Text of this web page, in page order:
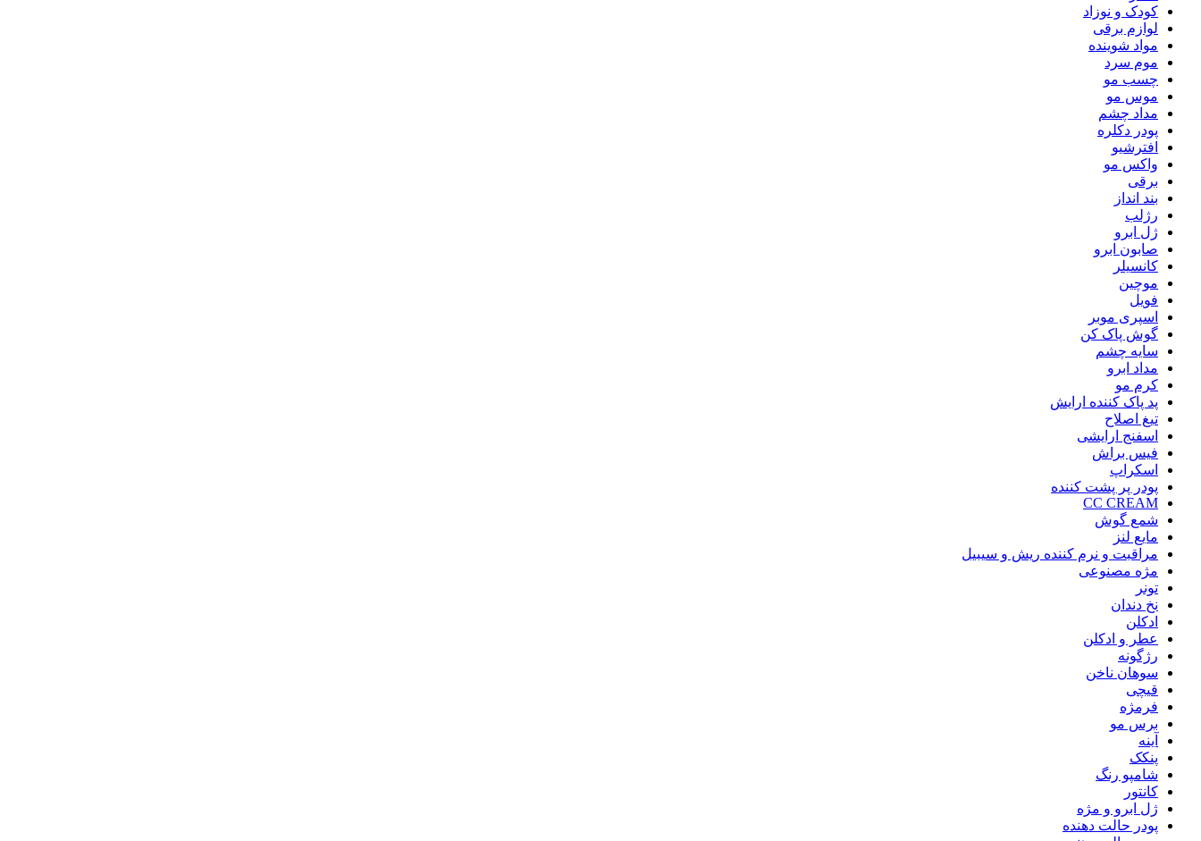
کودک و نوزاد
لوازم برقی
مواد شوینده
موم سرد
چسب مو
موس مو
مداد چشم
پودر دکلره
افترشیو
واکس مو
برقی
بند انداز
رژلب
ژل ابرو
صابون ابرو
کانسیلر
موچین
فویل
اسپری موبر
گوش پاک کن
سایه چشم
مداد ابرو
کرم مو
پد پاک کننده ارایش
تیغ اصلاح
اسفنج ارایشی
فیس براش
اسکراپ
پودر پر پشت کننده
CC CREAM
شمع گوش
مایع لنز
مراقبت و نرم کننده ریش و سیبیل
مژه مصنوعی
تونر
نخ دندان
ادکلن
عطر و ادکلن
رژگونه
سوهان ناخن
قیچی
فرمژه
برس مو
آینه
پنکک
شامپو رنگ
کانتور
ژل ابرو و مژه
پودر حالت دهنده